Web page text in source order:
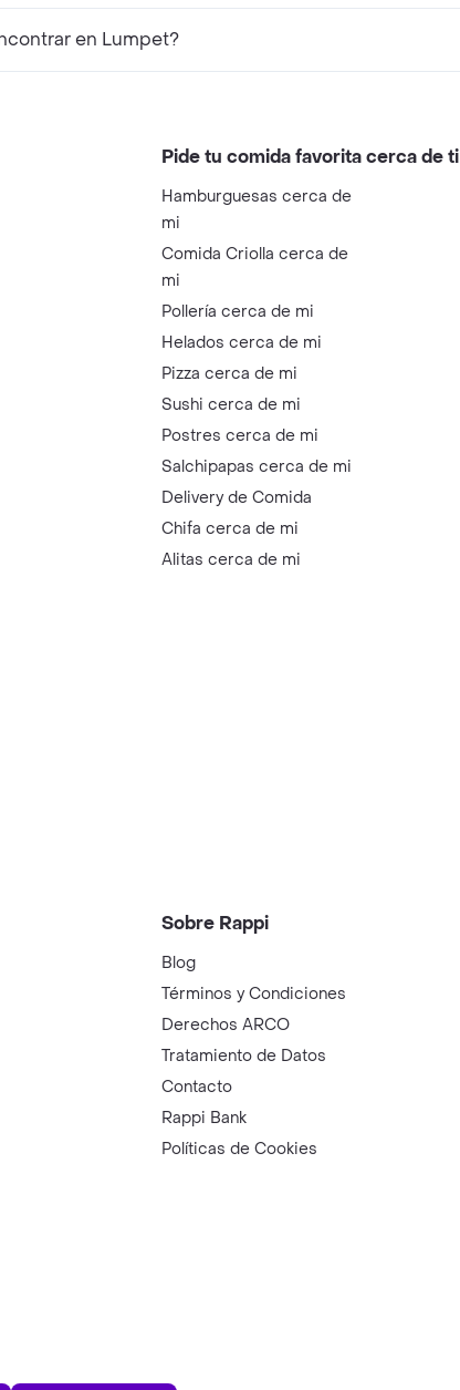
en Lumpet?
Pide tu comida favorita cerca de ti
Hamburguesas cerca de
mi
Comida Criolla cerca de
mi
Pollería cerca de mi
Helados cerca de mi
Pizza cerca de mi
Sushi cerca de mi
Postres cerca de mi
Salchipapas cerca de mi
Delivery de Comida
Chifa cerca de mi
Alitas cerca de mi
Sobre Rappi
Blog
Términos y Condiciones
Derechos ARCO
Tratamiento de Datos
Contacto
Rappi Bank
Políticas de Cookies